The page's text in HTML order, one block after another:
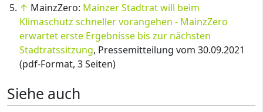
↑ MainzZero: Mainzer Stadtrat will beim
Klimaschutz schneller vorangehen - MainzZero
erwartet erste Ergebnisse bis zur nächsten
Stadtratssitzung, Pressemitteilung vom 30.09.2021
(pdf-Format, 3 Seiten)
Siehe auch